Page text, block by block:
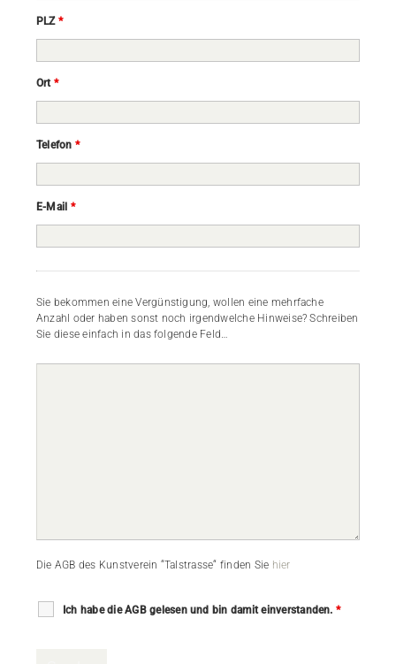
PLZ *
Ort *
Telefon *
E-Mail *
Sie bekommen eine Vergünstigung, wollen eine mehrfache
Anzahl oder haben sonst noch irgendwelche Hinweise? Schreiben
Sie diese einfach in das folgende Feld…
Die AGB des Kunstverein “Talstrasse“ finden Sie hier
Ich habe die AGB gelesen und bin damit einverstanden. *